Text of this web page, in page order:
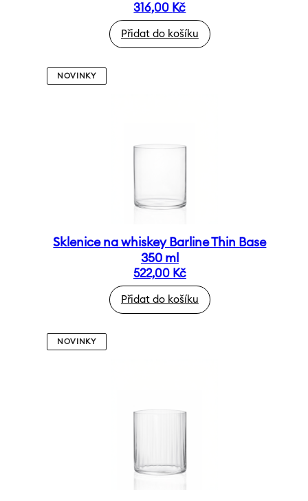
316,00 Kč
Přidat do košíku
NOVINKY
Sklenice na whiskey Barline Thin Base
350 ml
522,00 Kč
Přidat do košíku
NOVINKY